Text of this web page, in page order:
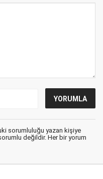
sorumluluğu yazan kişiye
değildir. Her bir yorum